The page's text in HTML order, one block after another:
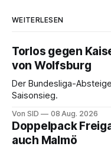
WEITERLESEN
Torlos gegen
von Wolfsburg
Der Bundesliga-
Saisonsieg.
Von SID 08 Aug. 2026
Doppelpack
auch Malmö